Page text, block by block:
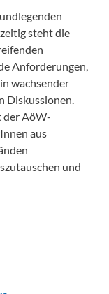
steht die
Anforderungen,
wachsender
Diskussionen.
der AöW-
aus
und